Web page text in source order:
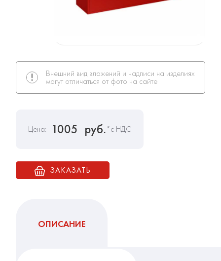
Внешний вид вложений и надписи на изделиях
могут отличаться от фото на сайте
Цена: 1005 руб.*с НДС
ЗАКАЗАТЬ
ОПИСАНИЕ